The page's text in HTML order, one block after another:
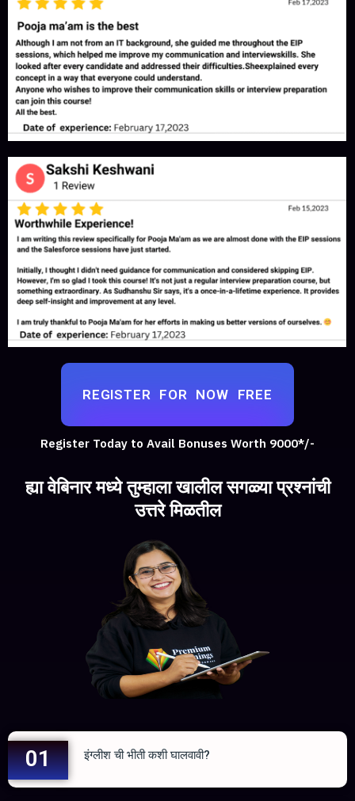
REGISTER FOR NOW FREE
Register Today to Avail Bonuses Worth 9000*/-
ह्या वेबिनार मध्ये तुम्हाला खालील सगळ्या प्रश्नांची
उत्तरे मिळतील
01 इंग्लीश ची भीती कशी घालवावी?